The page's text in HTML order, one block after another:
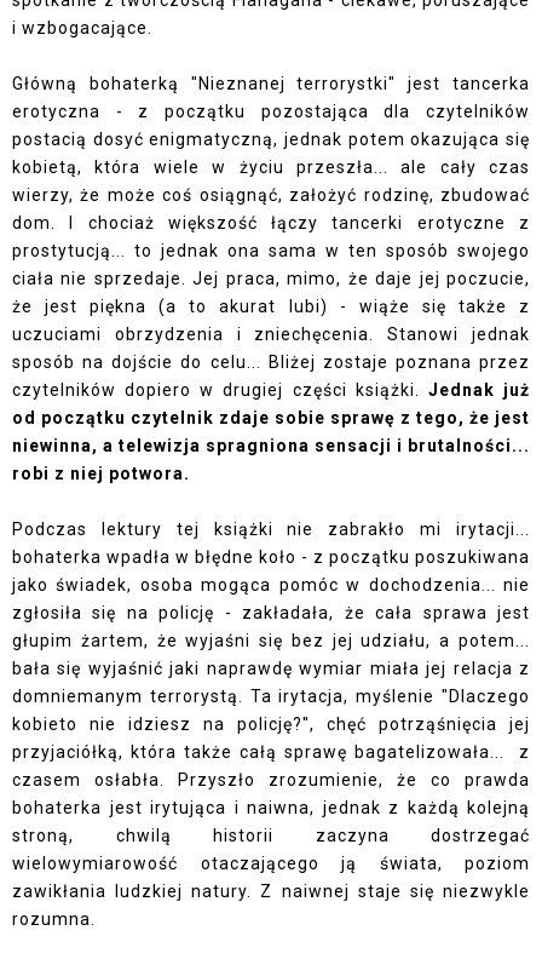
i wzbogacające.
Główną bohaterką "Nieznanej terrorystki" jest tancerka
erotyczna - z początku pozostająca dla czytelników
postacią dosyć enigmatyczną, jednak potem okazująca się
kobietą, która wiele w życiu przeszła... ale cały czas
wierzy, że może coś osiągnąć, założyć rodzinę, zbudować
dom. I chociaż większość łączy tancerki erotyczne z
prostytucją... to jednak ona sama w ten sposób swojego
ciała nie sprzedaje. Jej praca, mimo, że daje jej poczucie,
że jest piękna (a to akurat lubi) - wiąże się także z
uczuciami obrzydzenia i zniechęcenia. Stanowi jednak
sposób na dojście do celu... Bliżej zostaje poznana przez
czytelników dopiero w drugiej części książki. Jednak już
od początku czytelnik zdaje sobie sprawę z tego, że jest
niewinna, a telewizja spragniona sensacji i brutalności...
robi z niej potwora.
Podczas lektury tej książki nie zabrakło mi irytacji...
bohaterka wpadła w błędne koło - z początku poszukiwana
jako świadek, osoba mogąca pomóc w dochodzenia... nie
zgłosiła się na policję - zakładała, że cała sprawa jest
głupim żartem, że wyjaśni się bez jej udziału, a potem...
bała się wyjaśnić jaki naprawdę wymiar miała jej relacja z
domniemanym terrorystą. Ta irytacja, myślenie "Dlaczego
kobieto nie idziesz na policję?", chęć potrząśnięcia jej
przyjaciółką, która także całą sprawę bagatelizowała... z
czasem osłabła. Przyszło zrozumienie, że co prawda
bohaterka jest irytująca i naiwna, jednak z każdą kolejną
stroną, chwilą historii zaczyna dostrzegać
wielowymiarowość otaczającego ją świata, poziom
zawikłania ludzkiej natury. Z naiwnej staje się niezwykle
rozumna.